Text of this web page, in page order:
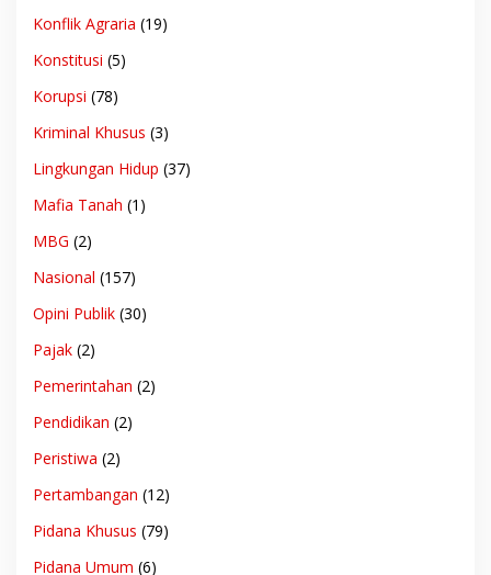
Konflik Agraria (19)
Konstitusi (5)
Korupsi (78)
Kriminal Khusus (3)
Lingkungan Hidup (37)
Mafia Tanah (1)
MBG (2)
Nasional (157)
Opini Publik (30)
Pajak (2)
Pemerintahan (2)
Pendidikan (2)
Peristiwa (2)
Pertambangan (12)
Pidana Khusus (79)
Pidana Umum (6)